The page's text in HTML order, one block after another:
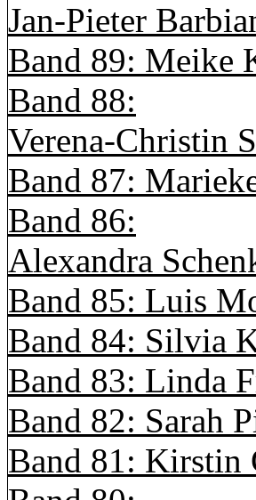
Jan-Pieter
Band 89: Meike
Band 88:
Verena-Christin
Band 87:
Band 86:
Alexandra
Band 85: Luis
Band 84: Silvia
Band 83: Linda
Band 82: Sarah
Band 81: Kirstin